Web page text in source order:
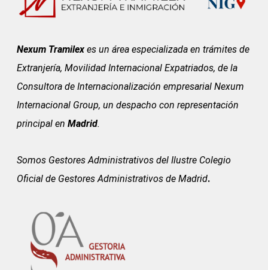
Nexum Tramilex es un área especializada en trámites de
Extranjería, Movilidad Internacional Expatriados, de la
Consultora de Internacionalización empresarial Nexum
Internacional Group, un despacho con representación
principal en Madrid.
Somos Gestores Administrativos del Ilustre Colegio
Oficial de Gestores Administrativos de Madrid.